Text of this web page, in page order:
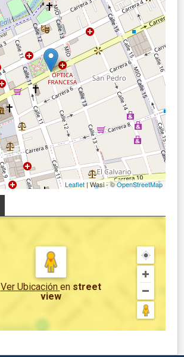
Leaflet| Wasi - ©OpenStreetMap
Ver Ubicación en street
view